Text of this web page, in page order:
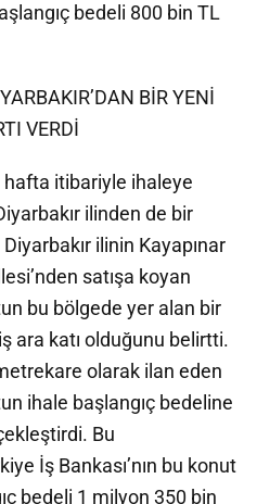
bedeli 800 bin TL
BİR YENİ
VERDİ
hafta itibariyle ihaleye
ilinden de bir
ilinin Kayapınar
satışa koyan
bu bölgede yer alan bir
ara katı olduğunu belirtti.
olarak ilan eden
ihale başlangıç bedeline
Bu
İş Bankası’nın bu konut
bedeli 1 milyon 350 bin